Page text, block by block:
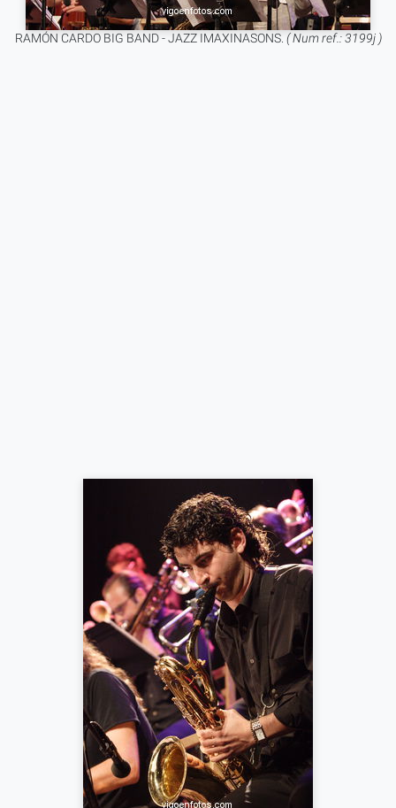
RAMÓN CARDO BIG BAND - JAZZ IMAXINASONS. ( Num ref.: 3199j )